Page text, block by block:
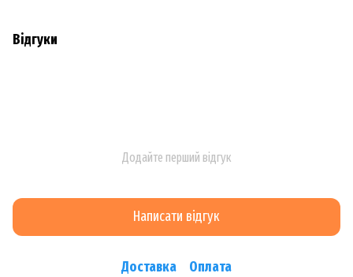
Відгуки
Додайте перший відгук
Написати відгук
Доставка Оплата